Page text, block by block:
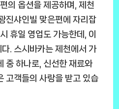
의 옵션을 제공하며, 제천
진샤인빌 맞은편에 자리잡
휴일 영업도 가능한데, 이
. 스시바카는 제천에서 가
중 하나로, 신선한 재료와
고객들의 사랑을 받고 있습